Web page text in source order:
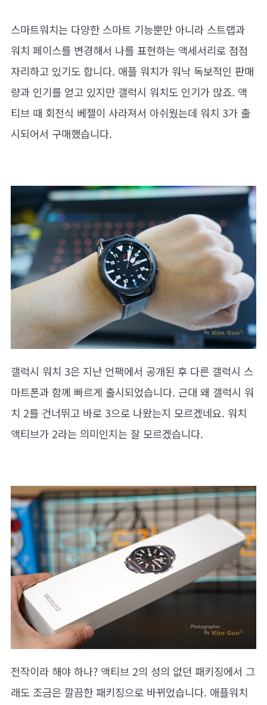
스마트워치는 다양한 스마트 기능뿐만 아니라 스트랩과
워치 페이스를 변경해서 나를 표현하는 액세서리로 점점
자리하고 있기도 합니다. 애플 워치가 워낙 독보적인 판매
량과 인기를 얻고 있지만 갤럭시 워치도 인기가 많죠. 액
티브 때 회전식 베젤이 사라져서 아쉬웠는데 워치 3가 출
시되어서 구매했습니다.
갤럭시 워치 3은 지난 언팩에서 공개된 후 다른 갤럭시 스
마트폰과 함께 빠르게 출시되었습니다. 근대 왜 갤럭시 워
치 2를 건너뛰고 바로 3으로 나왔는지 모르겠네요. 워치
액티브가 2라는 의미인지는 잘 모르겠습니다.
전작이라 해야 하나? 액티브 2의 성의 없던 패키징에서 그
래도 조금은 깔끔한 패키징으로 바뀌었습니다. 애플워치